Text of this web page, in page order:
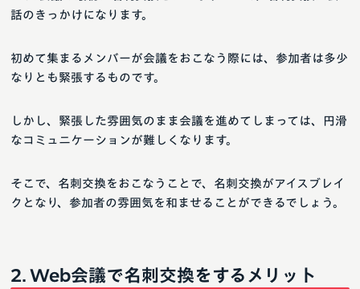
話のきっかけになります。
初めて集まるメンバーが会議をおこなう際には、参加者は多少
なりとも緊張するものです。
しかし、緊張した雰囲気のまま会議を進めてしまっては、円滑
なコミュニケーションが難しくなります。
そこで、名刺交換をおこなうことで、名刺交換がアイスブレイ
クとなり、参加者の雰囲気を和ませることができるでしょう。
Web会議で名刺交換をするメリット